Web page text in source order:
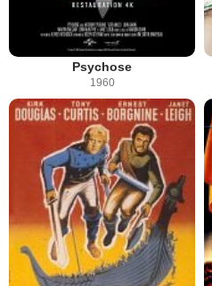
Psychose
1960